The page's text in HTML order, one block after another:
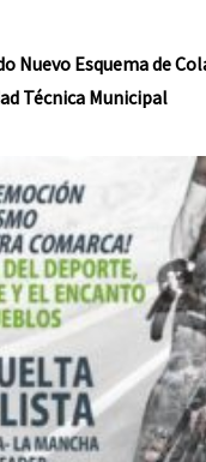
Nuevo Esquema de
Técnica Municipal